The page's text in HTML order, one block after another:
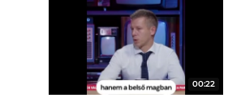
00:22